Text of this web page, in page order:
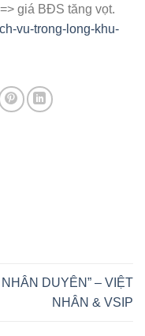
giá BĐS tăng vọt.
vu-trong-long-khu-
NHÂN DUYÊN” – VIỆT
NHÂN & VSIP